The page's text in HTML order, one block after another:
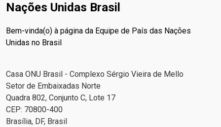
Nações Unidas Brasil
Bem-vinda(o) à página da Equipe de País das Nações
Unidas no Brasil
Casa ONU Brasil - Complexo Sérgio Vieira de Mello
Setor de Embaixadas Norte
Quadra 802, Conjunto C, Lote 17
CEP: 70800-400
Brasília, DF, Brasil